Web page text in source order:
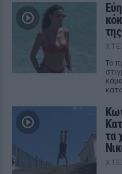
Το
τα